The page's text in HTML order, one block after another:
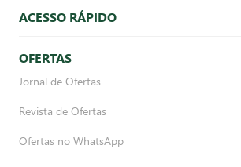
ACESSO RÁPIDO
OFERTAS
Jornal de Ofertas
Revista de Ofertas
Ofertas no WhatsApp